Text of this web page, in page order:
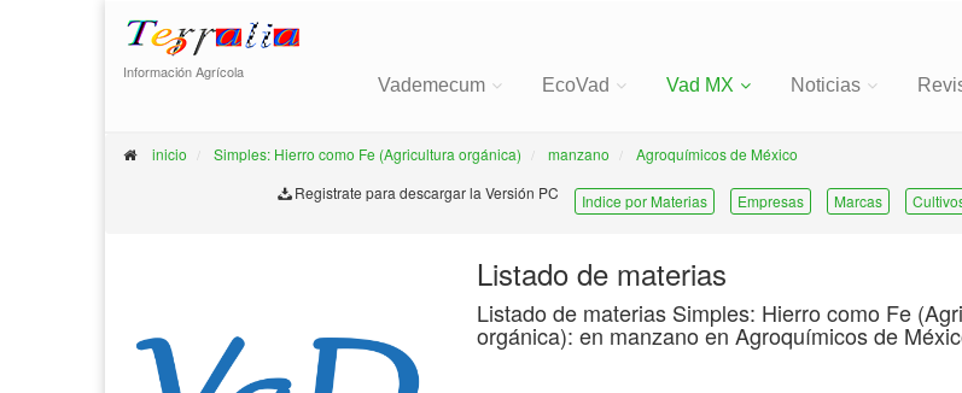
Información Agrícola
Vademecum EcoVad Vad MX Noticias
inicio Simples: Hierro como Fe (Agricultura orgánica) manzano
Agroquímicos de México
Registrate para descargar la Versión PC
Indice por Materias Empresas Marcas
Listado de materias
Listado de materias Simples: Hierro como Fe
orgánica): en manzano en Agroquímicos de